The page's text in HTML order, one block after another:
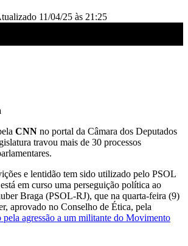
11/04/25 às 21:25
CNN no portal da Câmara dos Deputados
travou mais de 30 processos
e lentidão tem sido utilizado pelo PSOL
em curso uma perseguição política ao
Braga (PSOL-RJ), que na quarta-feira (9)
aprovado no Conselho de Ética, pela
pela agressão a um militante do Movimento